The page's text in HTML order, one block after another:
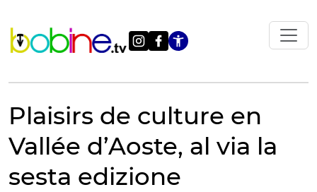
contenuto
Apri le
Plaisirs de culture en
Vallée d’Aoste, al via la
sesta edizione